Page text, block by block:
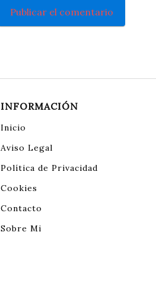
INFORMACIÓN
Inicio
Aviso Legal
Política de Privacidad
Cookies
Contacto
Sobre Mi